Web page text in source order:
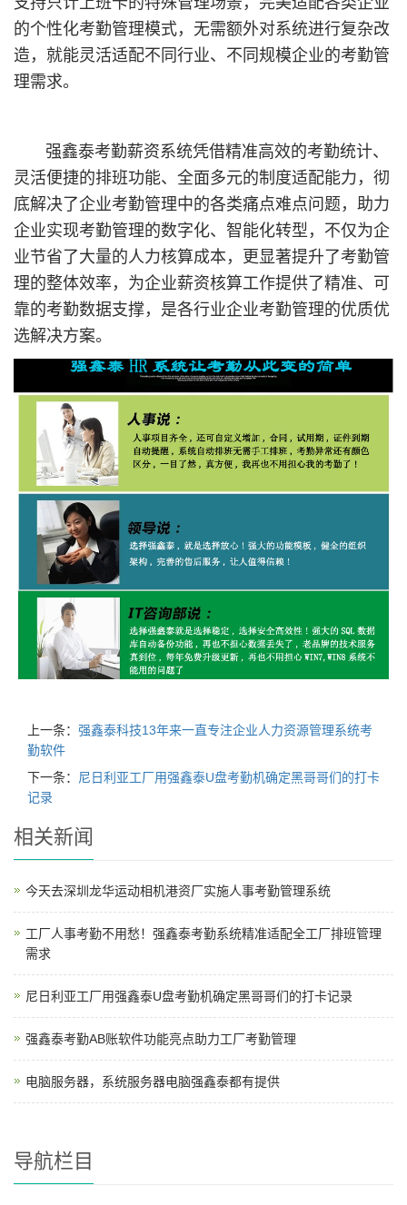
的个性化考勤管理模式，无需额外对系统进行复杂改
造，就能灵活适配不同行业、不同规模企业的考勤管
理需求。
强鑫泰考勤薪资系统凭借精准高效的考勤统计、
灵活便捷的排班功能、全面多元的制度适配能力，彻
底解决了企业考勤管理中的各类痛点难点问题，助力
企业实现考勤管理的数字化、智能化转型，不仅为企
业节省了大量的人力核算成本，更显著提升了考勤管
理的整体效率，为企业薪资核算工作提供了精准、可
靠的考勤数据支撑，是各行业企业考勤管理的优质优
选解决方案。
上一条： 强鑫泰科技13年来一直专注企业人力资源管理系统考
勤软件
下一条： 尼日利亚工厂用强鑫泰U盘考勤机确定黑哥哥们的打卡
记录
相关新闻
今天去深圳龙华运动相机港资厂实施人事考勤管理系统
工厂人事考勤不用愁！强鑫泰考勤系统精准适配全工厂排班管理
需求
尼日利亚工厂用强鑫泰U盘考勤机确定黑哥哥们的打卡记录
强鑫泰考勤AB账软件功能亮点助力工厂考勤管理
电脑服务器，系统服务器电脑强鑫泰都有提供
导航栏目